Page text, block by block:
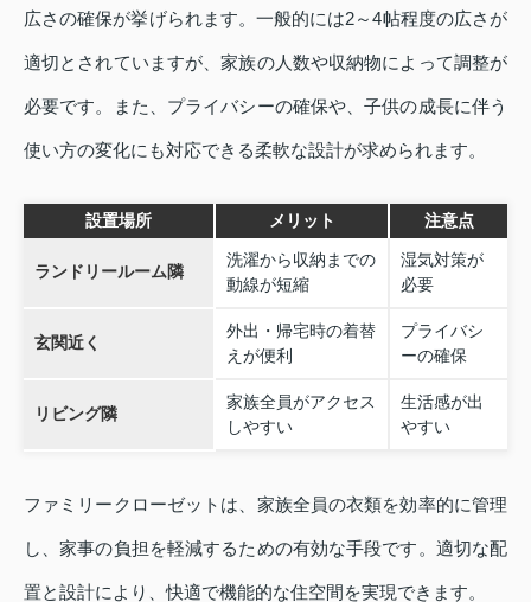
広さの確保が挙げられます。一般的には2～4帖程度の広さが
適切とされていますが、家族の人数や収納物によって調整が
必要です。また、プライバシーの確保や、子供の成長に伴う
使い方の変化にも対応できる柔軟な設計が求められます。
設置場所 メリット 注意点
ランドリールーム隣
洗濯から収納までの
動線が短縮
湿気対策が
必要
玄関近く
外出・帰宅時の着替
えが便利
プライバシ
ーの確保
リビング隣
家族全員がアクセス
しやすい
生活感が出
やすい
ファミリークローゼットは、家族全員の衣類を効率的に管理
し、家事の負担を軽減するための有効な手段です。適切な配
置と設計により、快適で機能的な住空間を実現できます。